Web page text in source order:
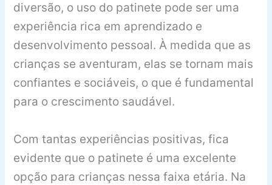
diversão, o uso do patinete pode ser uma
experiência rica em aprendizado e
desenvolvimento pessoal. À medida que as
crianças se aventuram, elas se tornam mais
confiantes e sociáveis, o que é fundamental
para o crescimento saudável.
Com tantas experiências positivas, fica
evidente que o patinete é uma excelente
opção para crianças nessa faixa etária. Na